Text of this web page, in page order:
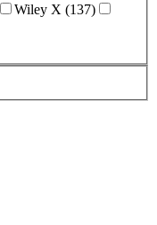
Wiley X (137)